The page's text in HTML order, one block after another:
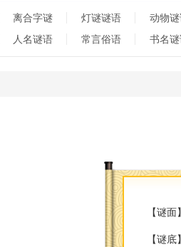
离合字谜 灯谜谜语
动物
人名谜语 常言俗语 书名
【谜
【谜底